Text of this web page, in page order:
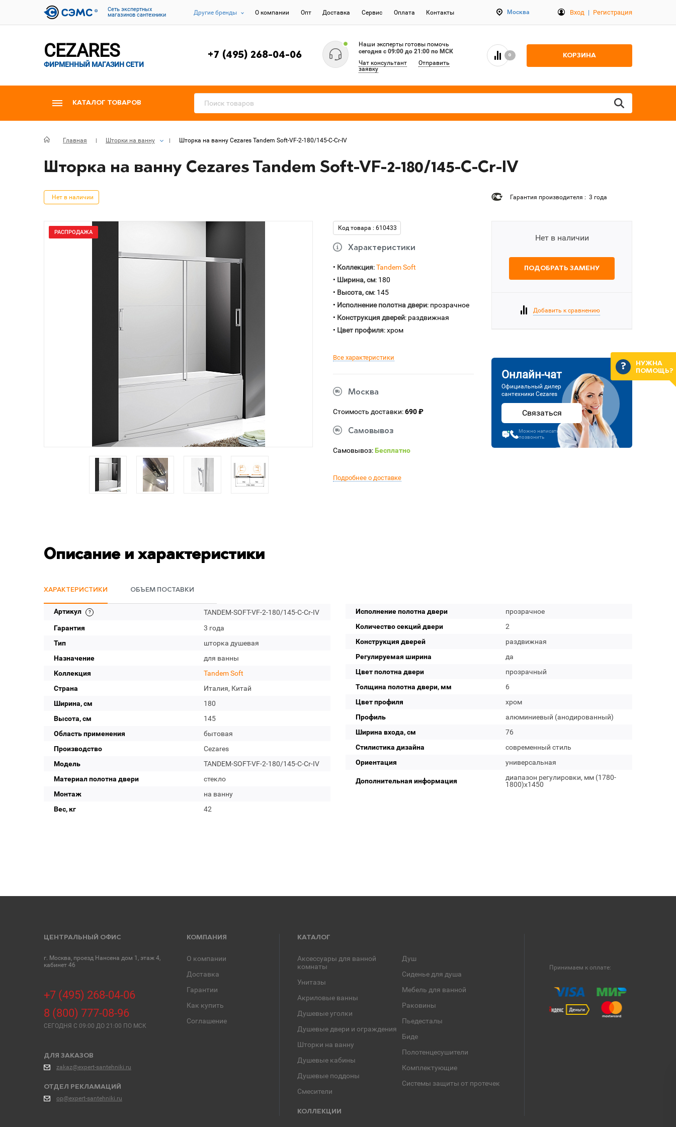
Cеть экспертных
магазинов сантехники
Другие бренды О компании Опт Доставка Сервис Оплата Контакты Москва Вход | Регистрация
CEZARES
ФИРМЕННЫЙ МАГАЗИН СЕТИ
+7 (495) 268-04-06
Наши эксперты готовы помочь
сегодня c 09:00 до 21:00 по МСК
Чат консультант
Отправить
заявку
0 КОРЗИНА
КАТАЛОГ ТОВАРОВ
Главная Шторки на ванну Шторка на ванну Cezares Tandem Soft-VF-2-180/145-C-Cr-IV
Шторка на ванну Cezares Tandem Soft-VF-2-180/145-C-Cr-IV
Нет в наличии Гарантия производителя : 3 года
РАСПРОДАЖА
Код товара : 610433
Характеристики
• Коллекция:Tandem Soft
• Ширина, см: 180
• Высота, см: 145
• Исполнение полотна двери: прозрачное
• Конструкция дверей: раздвижная
• Цвет профиля: хром
Все характеристики
Москва
Стоимость доставки:690 ₽
Самовывоз
Самовывоз:Бесплатно
Подробнее о доставке
Нет в наличии
ПОДОБРАТЬ ЗАМЕНУ
Добавить к сравнению
Онлайн-чат
Официальный дилер
сантехники Cezares
Связаться
Можно написать или
позвонить
Описание и характеристики
ХАРАКТЕРИСТИКИ ОБЪЕМ ПОСТАВКИ
Артикул
TANDEM-SOFT-VF-2-180/145-C-Cr-IV
Гарантия
3 года
Тип
шторка душевая
Назначение
для ванны
Коллекция
Tandem Soft
Страна
Италия, Китай
Ширина, см
180
Высота, см
145
Область применения
бытовая
Производство
Cezares
Модель
TANDEM-SOFT-VF-2-180/145-C-Cr-IV
Материал полотна двери
стекло
Монтаж
на ванну
Вес, кг
42
Исполнение полотна двери
прозрачное
Количество секций двери
2
Конструкция дверей
раздвижная
Регулируемая ширина
да
Цвет полотна двери
прозрачный
Толщина полотна двери, мм
6
Цвет профиля
хром
Профиль
алюминиевый (анодированный)
Ширина входа, см
76
Стилистика дизайна
современный стиль
Ориентация
универсальная
Дополнительная информация
диапазон регулировки, мм (1780-
1800)x1450
ЦЕНТРАЛЬНЫЙ ОФИС
г. Москва, проезд Нансена дом 1, этаж 4,
кабинет 46
+7 (495) 268-04-06
8 (800) 777-08-96
СЕГОДНЯ C 09:00 ДО 21:00 ПО МСК
ДЛЯ ЗАКАЗОВ
zakaz@expert-santehniki.ru
ОТДЕЛ РЕКЛАМАЦИЙ
op@expert-santehniki.ru
КОМПАНИЯ
О компании
Доставка
Гарантии
Как купить
Соглашение
КАТАЛОГ
Аксессуары для ванной
комнаты
Унитазы
Акриловые ванны
Душевые уголки
Душевые двери и ограждения
Шторки на ванну
Душевые кабины
Душевые поддоны
Смесители
Душ
Сиденье для душа
Мебель для ванной
Раковины
Пьедесталы
Биде
Полотенцесушители
Комплектующие
Системы защиты от протечек
КОЛЛЕКЦИИ
Принимаем к оплате:
НУЖНА
ПОМОЩЬ?